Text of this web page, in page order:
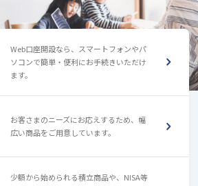
Web口座開設なら、スマートフォンやパ
ソコンで簡単・便利にお手続きいただけ
ます。
お客さまのニーズにお応えするため、幅
広い商品をご用意しています。
少額から始められる積立商品や、NISA等